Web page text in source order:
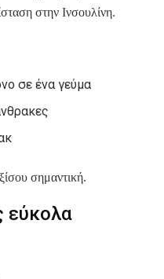
στην Ινσουλίνη.
σε ένα γεύμα
σημαντική.
εύκολα